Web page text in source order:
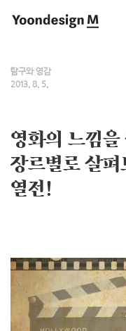
탐구와 영감
2013. 8. 5.
영화의 느낌
장르별로 살
열전!